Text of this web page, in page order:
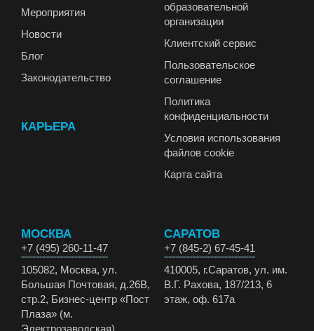
Мероприятия
Новости
Блог
Законодательство
КАРЬЕРА
образовательной
организации
Клиентский сервис
Пользовательское
соглашение
Политика
конфиденциальности
Условия использования
файлов cookie
Карта сайта
МОСКВА
+7 (495) 260-11-47
105082, Москва, ул.
Большая Почтовая, д.26В,
стр.2, Бизнес-центр «Пост
Плаза» (м.
Электрозаводская)
САРАТОВ
+7 (845-2) 67-45-41
410005, г.Саратов, ул. им.
В.Г. Рахова, 187/213, 6
этаж, оф. 617а